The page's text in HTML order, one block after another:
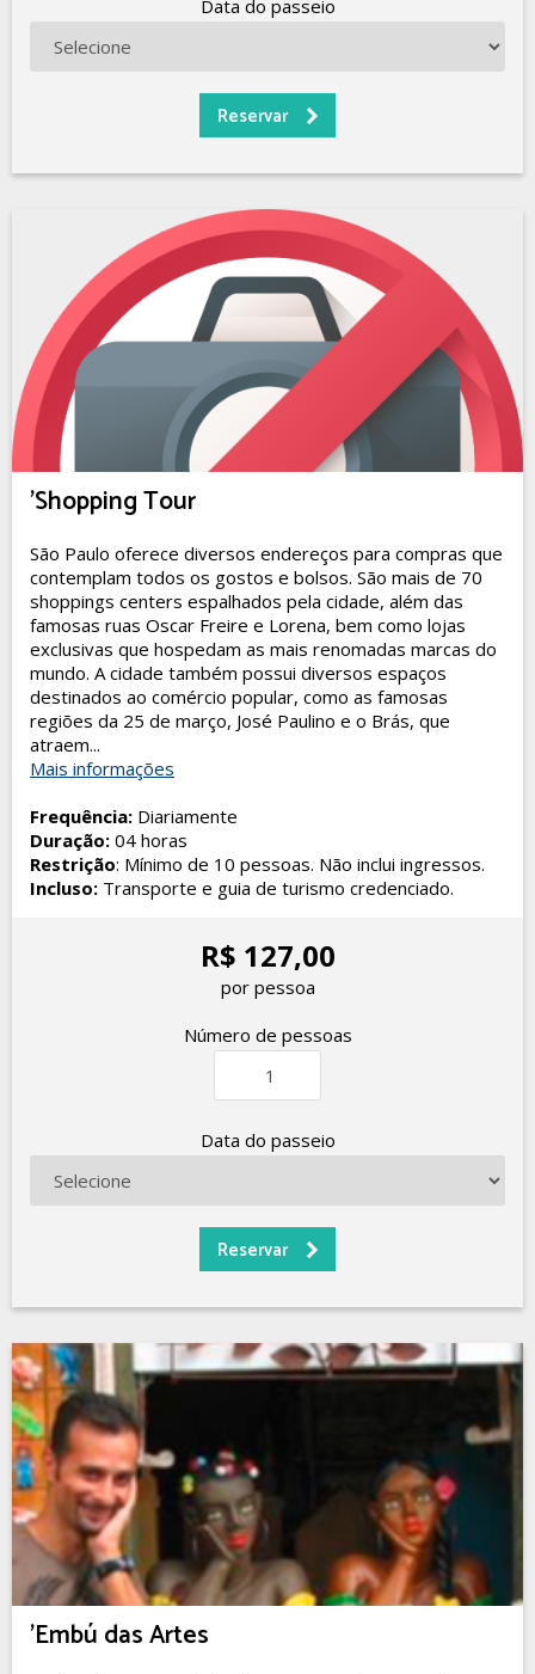
Data do passeio
'Shopping Tour
São Paulo oferece diversos endereços para compras que
contemplam todos os gostos e bolsos. São mais de 70
shoppings centers espalhados pela cidade, além das
famosas ruas Oscar Freire e Lorena, bem como lojas
exclusivas que hospedam as mais renomadas marcas do
mundo. A cidade também possui diversos espaços
destinados ao comércio popular, como as famosas
regiões da 25 de março, José Paulino e o Brás, que
atraem...
Mais informações
Frequência: Diariamente
Duração: 04 horas
Restrição: Mínimo de 10 pessoas. Não inclui ingressos.
Incluso: Transporte e guia de turismo credenciado.
R$ 127,00
por pessoa
Número de pessoas
Data do passeio
'Embú das Artes